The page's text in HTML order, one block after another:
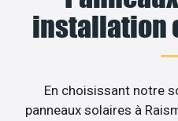
installation
En choisissant notre
panneaux solaires à